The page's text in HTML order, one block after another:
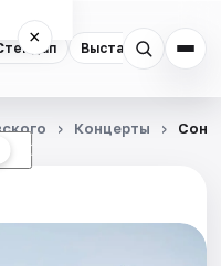
Выставки
×
☾
Концерты Сон